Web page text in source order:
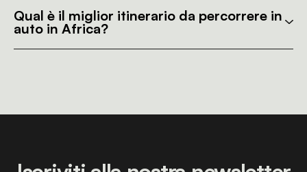
Qual è il miglior itinerario da percorrere in
auto in Africa?